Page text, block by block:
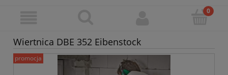
Wiertnica DBE 352 Eibenstock
promocja